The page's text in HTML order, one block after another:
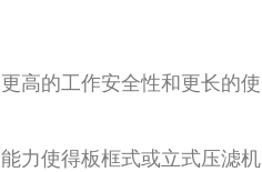
高的工作安全性和更长的使
力使得板框式或立式压滤机